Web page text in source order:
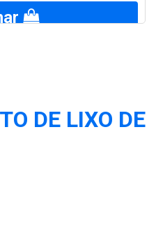
DE LIXO DE